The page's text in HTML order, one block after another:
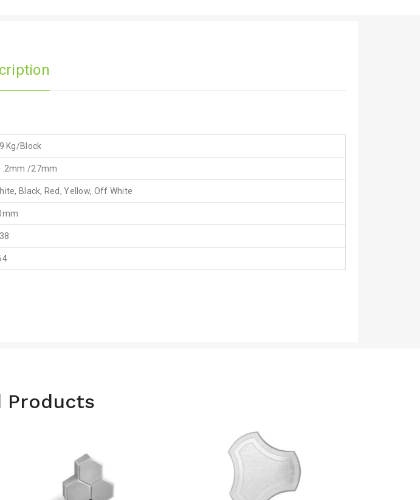
Kg/Block
/27mm
Black, Red, Yellow, Off White
Products